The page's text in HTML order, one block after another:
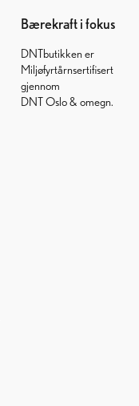
Bærekraft i fokus
DNTbutikken er
Miljøfyrtårnsertifisert
gjennom
DNT Oslo & omegn.